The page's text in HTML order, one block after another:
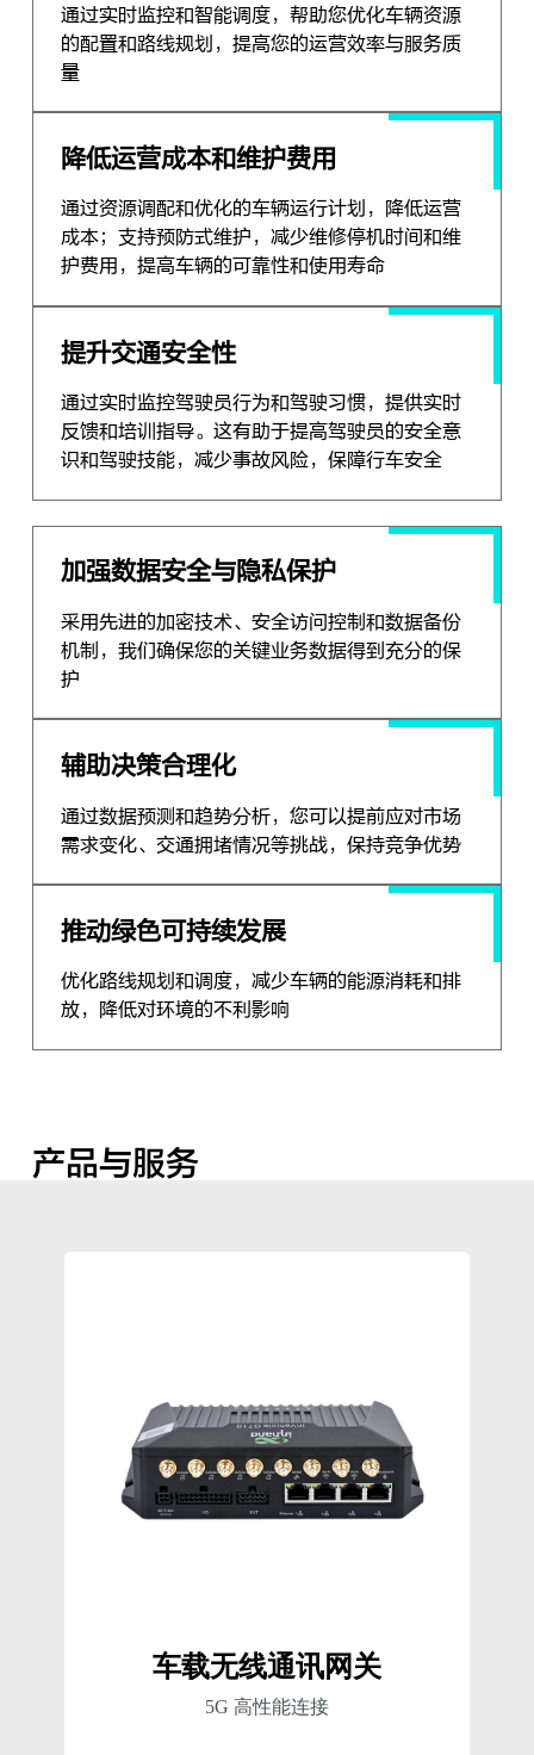
通过实时监控和智能调度，帮助您优化车辆资源
的配置和路线规划，提高您的运营效率与服务质
量
降低运营成本和维护费用
通过资源调配和优化的车辆运行计划，降低运营
成本；支持预防式维护，减少维修停机时间和维
护费用，提高车辆的可靠性和使用寿命
提升交通安全性
通过实时监控驾驶员行为和驾驶习惯，提供实时
反馈和培训指导。这有助于提高驾驶员的安全意
识和驾驶技能，减少事故风险，保障行车安全
加强数据安全与隐私保护
采用先进的加密技术、安全访问控制和数据备份
机制，我们确保您的关键业务数据得到充分的保
护
辅助决策合理化
通过数据预测和趋势分析，您可以提前应对市场
需求变化、交通拥堵情况等挑战，保持竞争优势
推动绿色可持续发展
优化路线规划和调度，减少车辆的能源消耗和排
放，降低对环境的不利影响
产品与服务
车载无线通讯网关
5G 高性能连接